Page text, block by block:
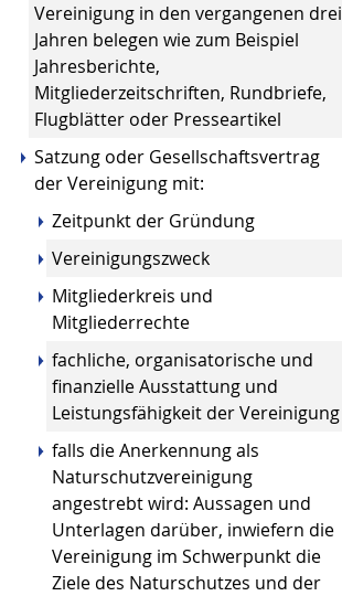
Vereinigung in den vergangenen drei
Jahren belegen wie zum Beispiel
Jahresberichte,
Mitgliederzeitschriften, Rundbriefe,
Flugblätter oder Presseartikel
Satzung oder Gesellschaftsvertrag
der Vereinigung mit:
Zeitpunkt der Gründung
Vereinigungszweck
Mitgliederkreis und
Mitgliederrechte
fachliche, organisatorische und
finanzielle Ausstattung und
Leistungsfähigkeit der Vereinigung
falls die Anerkennung als
Naturschutzvereinigung
angestrebt wird: Aussagen und
Unterlagen darüber, inwiefern die
Vereinigung im Schwerpunkt die
Ziele des Naturschutzes und der